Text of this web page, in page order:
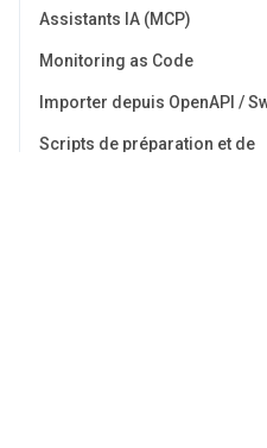
Assistants IA (MCP)
Monitoring as Code
Importer depuis OpenAPI /
Scripts de préparation et de